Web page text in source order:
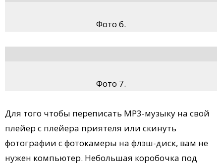
Фото 6.
Фото 7.
Для того чтобы переписать MP3-музыку на свой
плейер с плейера приятеля или скинуть
фотографии с фотокамеры на флэш-диск, вам не
нужен компьютер. Небольшая коробочка под